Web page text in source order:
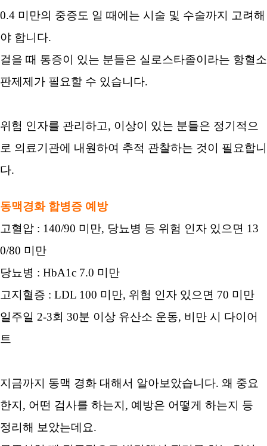
0.4 미만의 중증도 일 때에는 시술 및 수술까지 고려해
야 합니다.
걸을 때 통증이 있는 분들은 실로스타졸이라는 항혈소
판제제가 필요할 수 있습니다.
위험 인자를 관리하고, 이상이 있는 분들은 정기적으
로 의료기관에 내원하여 추적 관찰하는 것이 필요합니
다.
동맥경화 합병증 예방
고혈압 : 140/90 미만, 당뇨병 등 위험 인자 있으면 13
0/80 미만
당뇨병 : HbA1c 7.0 미만
고지혈증 : LDL 100 미만, 위험 인자 있으면 70 미만
일주일 2-3회 30분 이상 유산소 운동, 비만 시 다이어
트
지금까지 동맥 경화 대해서 알아보았습니다. 왜 중요
한지, 어떤 검사를 하는지, 예방은 어떻게 하는지 등
정리해 보았는데요.